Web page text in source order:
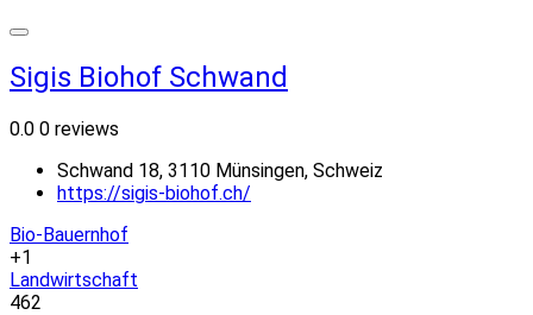
Sigis Biohof Schwand
0.0 0 reviews
Schwand 18, 3110 Münsingen, Schweiz
https://sigis-biohof.ch/
Bio-Bauernhof
+1
Landwirtschaft
462